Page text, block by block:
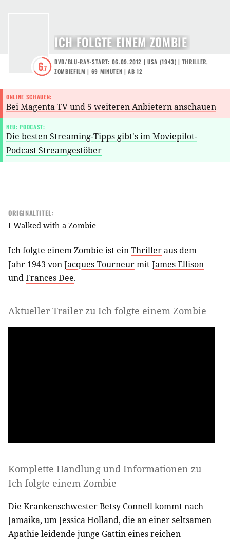
6.7
ICH FOLGTE EINEM ZOMBIE
DVD/BLU-RAY-START: 06.09.2012 |USA (1943) | THRILLER,
ZOMBIEFILM | 69 MINUTEN |AB 12
ONLINE SCHAUEN:
Bei Magenta TV und 5 weiteren Anbietern anschauen
NEU: PODCAST:
Die besten Streaming-Tipps gibt's im Moviepilot-
Podcast Streamgestöber
ORIGINALTITEL:
I Walked with a Zombie
Ich folgte einem Zombie ist einThrilleraus dem
Jahr 1943 vonJacques TourneurmitJames Ellison
undFrances Dee.
Aktueller Trailer zu Ich folgte einem Zombie
Komplette Handlung und Informationen zu
Ich folgte einem Zombie
Die Krankenschwester Betsy Connell kommt nach
Jamaika, um Jessica Holland, die an einer seltsamen
Apathie leidende junge Gattin eines reichen